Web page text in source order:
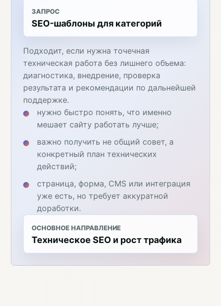
ЗАПРОС
SEO-шаблоны для категорий
Подходит, если нужна точечная
техническая работа без лишнего объема:
диагностика, внедрение, проверка
результата и рекомендации по дальнейшей
поддержке.
нужно быстро понять, что именно
мешает сайту работать лучше;
важно получить не общий совет, а
конкретный план технических
действий;
страница, форма, CMS или интеграция
уже есть, но требует аккуратной
доработки.
ОСНОВНОЕ НАПРАВЛЕНИЕ
Техническое SEO и рост трафика